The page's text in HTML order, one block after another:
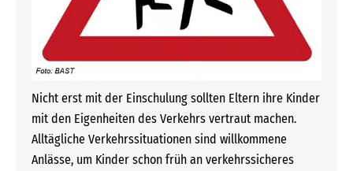
Nicht erst mit der Einschulung sollten Eltern ihre Kinder
mit den Eigenheiten des Verkehrs vertraut machen.
Alltägliche Verkehrssituationen sind willkommene
Anlässe, um Kinder schon früh an verkehrssicheres